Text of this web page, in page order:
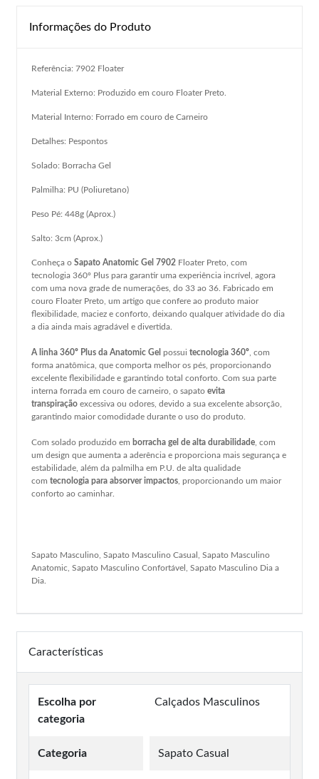
Informações do Produto
Referência: 7902 Floater
Material Externo: Produzido em couro Floater Preto.
Material Interno: Forrado em couro de Carneiro
Detalhes: Pespontos
Solado: Borracha Gel
Palmilha: PU (Poliuretano)
Peso Pé: 448g (Aprox.)
Salto: 3cm (Aprox.)
Conheça o Sapato Anatomic Gel 7902 Floater Preto, com
tecnologia 360º Plus para garantir uma experiência incrível, agora
com uma nova grade de numerações, do 33 ao 36. Fabricado em
couro Floater Preto, um artigo que confere ao produto maior
flexibilidade, maciez e conforto, deixando qualquer atividade do dia
a dia ainda mais agradável e divertida.
A linha 360º Plus da Anatomic Gel possui tecnologia 360º , com
forma anatômica, que comporta melhor os pés, proporcionando
excelente flexibilidade e garantindo total conforto. Com sua parte
interna forrada em couro de carneiro, o sapato evita
transpiração excessiva ou odores, devido a sua excelente absorção,
garantindo maior comodidade durante o uso do produto.
Com solado produzido em borracha gel de alta durabilidade , com
um design que aumenta a aderência e proporciona mais segurança e
estabilidade, além da palmilha em P.U. de alta qualidade
com tecnologia para absorver impactos , proporcionando um maior
conforto ao caminhar.
Sapato Masculino, Sapato Masculino Casual, Sapato Masculino
Anatomic, Sapato Masculino Confortável, Sapato Masculino Dia a
Dia.
Características
Escolha por
categoria
Calçados Masculinos
Categoria Sapato Casual